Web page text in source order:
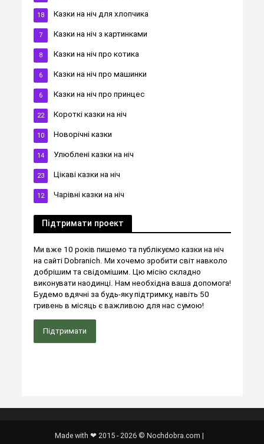
Казки на ніч для хлопчика
18
Казки на ніч з картинками
7
Казки на ніч про котика
8
Казки на ніч про машинки
6
Казки на ніч про принцес
6
Короткі казки на ніч
22
Новорічні казки
10
Улюблені казки на ніч
14
Цікаві казки на ніч
23
Чарівні казки на ніч
12
Підтримати проект
Ми вже 10 років пишемо та публікуємо казки на ніч
на сайті Dobranich. Ми хочемо зробити світ навколо
добрішим та свідомішим. Цю місію складно
виконувати наодинці. Нам необхідна ваша допомога!
Будемо вдячні за будь-яку підтримку, навіть 50
гривень в місяць є важливою для нас сумою!
Підтримати
Made with ❤ 2015 - 2026 © Nochdobra.com |